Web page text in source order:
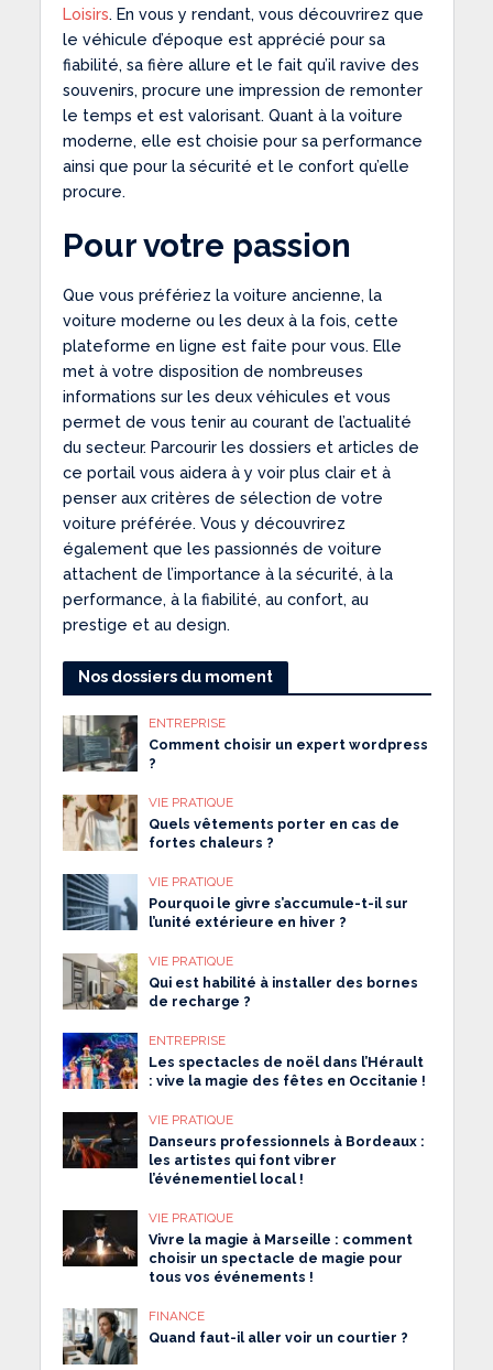
Loisirs. En vous y rendant, vous découvrirez que
le véhicule d’époque est apprécié pour sa
fiabilité, sa fière allure et le fait qu’il ravive des
souvenirs, procure une impression de remonter
le temps et est valorisant. Quant à la voiture
moderne, elle est choisie pour sa performance
ainsi que pour la sécurité et le confort qu’elle
procure.
Pour votre passion
Que vous préfériez la voiture ancienne, la
voiture moderne ou les deux à la fois, cette
plateforme en ligne est faite pour vous. Elle
met à votre disposition de nombreuses
informations sur les deux véhicules et vous
permet de vous tenir au courant de l’actualité
du secteur. Parcourir les dossiers et articles de
ce portail vous aidera à y voir plus clair et à
penser aux critères de sélection de votre
voiture préférée. Vous y découvrirez
également que les passionnés de voiture
attachent de l’importance à la sécurité, à la
performance, à la fiabilité, au confort, au
prestige et au design.
Nos dossiers du moment
ENTREPRISE
Comment choisir un expert wordpress
?
VIE PRATIQUE
Quels vêtements porter en cas de
fortes chaleurs ?
VIE PRATIQUE
Pourquoi le givre s’accumule-t-il sur
l’unité extérieure en hiver ?
VIE PRATIQUE
Qui est habilité à installer des bornes
de recharge ?
ENTREPRISE
Les spectacles de noël dans l’Hérault
: vive la magie des fêtes en Occitanie !
VIE PRATIQUE
Danseurs professionnels à Bordeaux :
les artistes qui font vibrer
l’événementiel local !
VIE PRATIQUE
Vivre la magie à Marseille : comment
choisir un spectacle de magie pour
tous vos événements !
FINANCE
Quand faut-il aller voir un courtier ?